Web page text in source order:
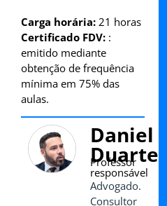
Carga horária: 21 horas
Certificado FDV: :
emitido mediante
obtenção de frequência
mínima em 75% das
aulas.
Daniel
Duarte
Professor
responsável
Advogado.
Consultor